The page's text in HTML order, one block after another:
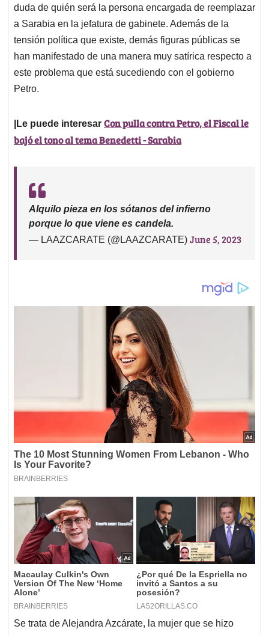
duda de quién será la persona encargada de reemplazar
a Sarabia en la jefatura de gabinete. Además de la
tensión política que existe, demás figuras públicas se
han manifestado de una manera muy satírica respecto a
este problema que está sucediendo con el gobierno
Petro.
|Le puede interesar Con pulla contra Petro, el Fiscal le
bajó el tono al tema Benedetti - Sarabia
Alquilo pieza en los sótanos del infierno
porque lo que viene es candela.
— LAAZCARATE (@LAAZCARATE) June 5, 2023
Se trata de Alejandra Azcárate, la mujer que se hizo